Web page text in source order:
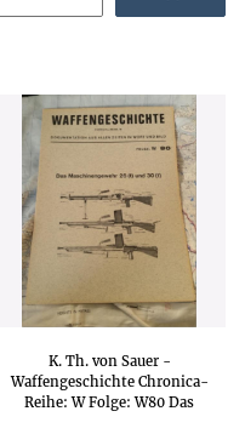
K. Th. von Sauer -
Waffengeschichte Chronica-
Reihe: W Folge: W80 Das